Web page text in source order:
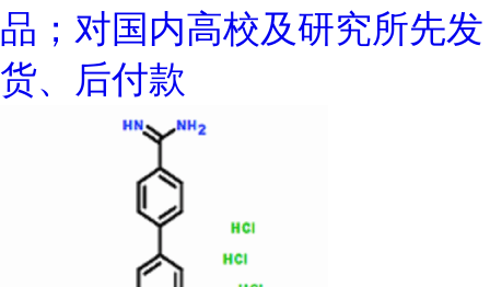
品；对国内高校及研究所先发
货、后付款